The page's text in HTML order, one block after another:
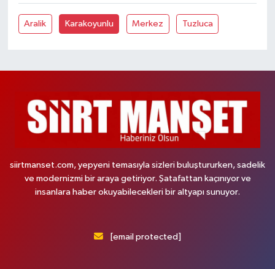
Aralik Karakoyunlu Merkez Tuzluca
siirtmanset.com, yepyeni temasıyla sizleri buluştururken, sadelik
ve modernizmi bir araya getiriyor. Şatafattan kaçınıyor ve
insanlara haber okuyabilecekleri bir altyapı sunuyor.
[email protected]